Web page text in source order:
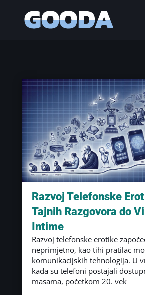
Razvoj Telefonske
Tajnih Razgovora do
Intime
Razvoj telefonske erotike
neprimjetno, kao tihi pratilac
komunikacijskih tehnologija. U
kada su telefoni postajali
masama, početkom 20. vek